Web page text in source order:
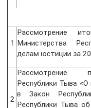
1
Рассмотрение
Министерства
делам юстиции за
2
Рассмотрение
Республики Тыва «О
в Закон
Республики Тыва